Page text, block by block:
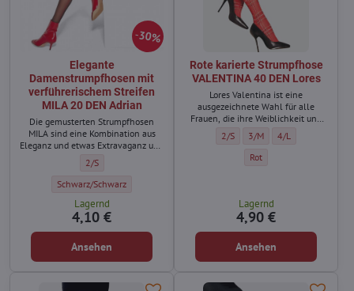
30%
Elegante
Damenstrumpfhosen mit
verführerischem Streifen
MILA 20 DEN Adrian
Die gemusterten Strumpfhosen
MILA sind eine Kombination aus
Eleganz und etwas Extravaganz und
Qualität hergestellt.
Elegante Damenstrumpfhosen mit verführerischem Streifen MILA
2/S
Elegante Damenstrumpfhosen mit verführerischem Streifen MILA 20 DEN
Schwarz/Schwarz
Lagernd
4,10 €
Ansehen
Rote karierte Strumpfhose
VALENTINA 40 DEN Lores
Lores Valentina ist eine
ausgezeichnete Wahl für alle
Frauen, die ihre Weiblichkeit und
Rote karierte Strumpfhose
2/S Rote karierte Strumpfhose
3/M Rote karierte
4/L
Rote karierte Strumpfhose
Rot
Lagernd
4,90 €
Ansehen